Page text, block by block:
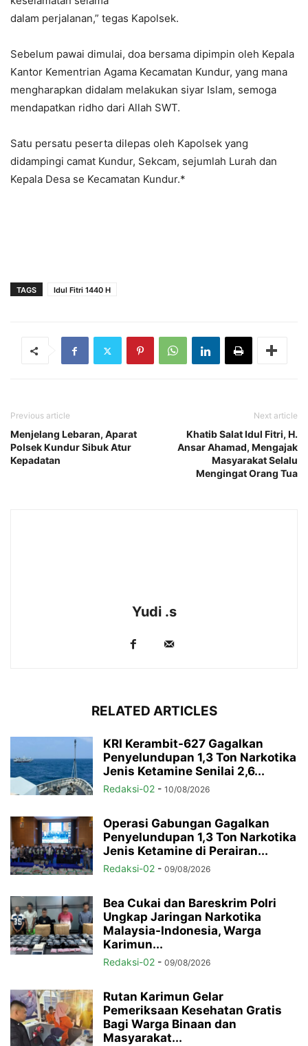
dalam perjalanan,” tegas Kapolsek.
Sebelum pawai dimulai, doa bersama dipimpin oleh Kepala
Kantor Kementrian Agama Kecamatan Kundur, yang mana
mengharapkan didalam melakukan siyar Islam, semoga
mendapatkan ridho dari Allah SWT.
Satu persatu peserta dilepas oleh Kapolsek yang
didampingi camat Kundur, Sekcam, sejumlah Lurah dan
Kepala Desa se Kecamatan Kundur.*
TAGS Idul Fitri 1440 H
Previous article
Menjelang Lebaran, Aparat
Polsek Kundur Sibuk Atur
Kepadatan
Next article
Khatib Salat Idul Fitri, H.
Ansar Ahamad, Mengajak
Masyarakat Selalu
Mengingat Orang Tua
Yudi .s
RELATED ARTICLES
KRI Kerambit-627 Gagalkan
Penyelundupan 1,3 Ton Narkotika
Jenis Ketamine Senilai 2,6...
Redaksi-02 - 10/08/2026
Operasi Gabungan Gagalkan
Penyelundupan 1,3 Ton Narkotika
Jenis Ketamine di Perairan...
Redaksi-02 - 09/08/2026
Bea Cukai dan Bareskrim Polri
Ungkap Jaringan Narkotika
Malaysia-Indonesia, Warga
Karimun...
Redaksi-02 - 09/08/2026
Rutan Karimun Gelar
Pemeriksaan Kesehatan Gratis
Bagi Warga Binaan dan
Masyarakat...